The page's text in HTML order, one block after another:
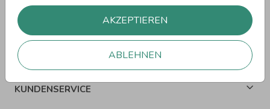
AKZEPTIEREN
ABLEHNEN
WEITERE SPRÜCHE
ÜBER WUNDERKARTEN
KUNDENSERVICE